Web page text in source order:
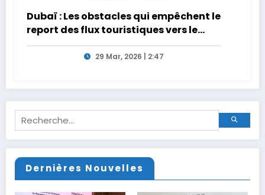
Dubaï : Les obstacles qui empêchent le
report des flux touristiques vers le
Maroc
29 Mar, 2026 | 2:47
Dernières Nouvelles